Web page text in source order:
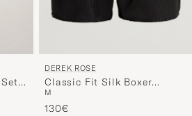
DEREK ROSE
Classic Fit Silk Boxer
Shorts Black
M
130€